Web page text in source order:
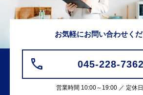
お気軽にお問い合わせくだ
045-228-7362
営業時間 10:00～19:00 ／ 定休